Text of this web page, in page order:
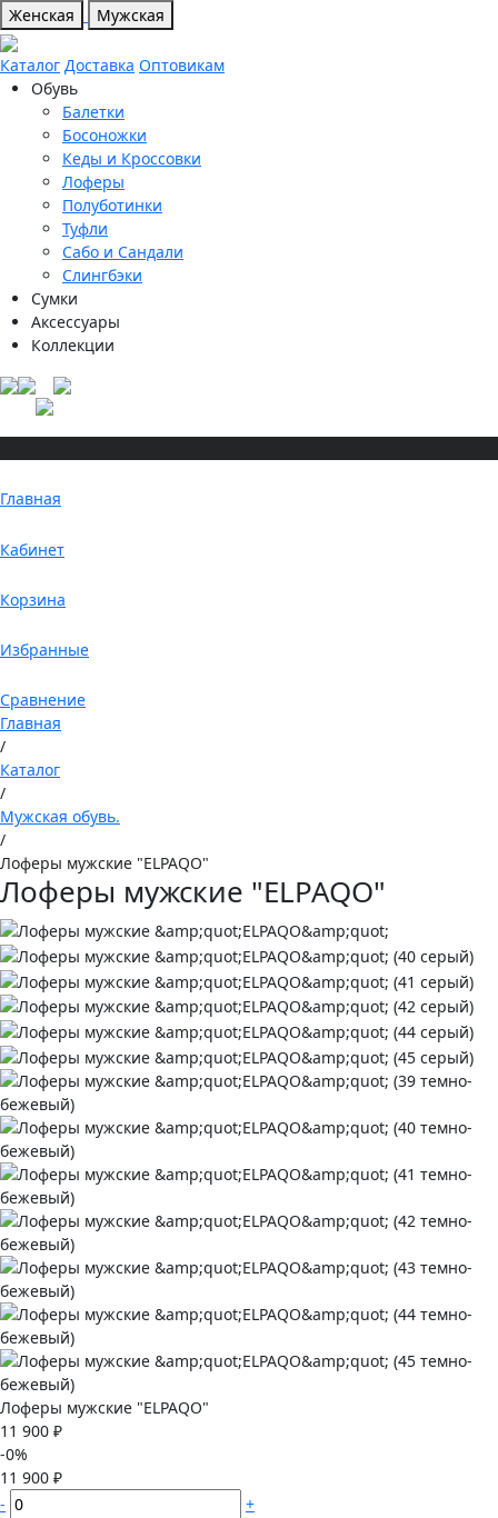
Женская Мужская
Каталог Доставка Оптовикам
Обувь
Балетки
Босоножки
Кеды и Кроссовки
Лоферы
Полуботинки
Туфли
Сабо и Сандали
Слингбэки
Сумки
Аксессуары
Коллекции
Главная
Кабинет
Корзина
Избранные
Сравнение
Главная
/
Каталог
/
Мужская обувь.
/
Лоферы мужские "ELPAQO"
Лоферы мужские "ELPAQO"
Лоферы мужские "ELPAQO"
11 900 ₽
-0%
11 900 ₽
-
+